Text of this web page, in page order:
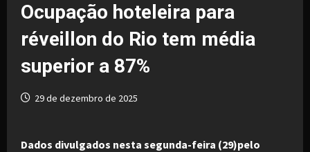
Ocupação hoteleira para
réveillon do Rio tem média
superior a 87%
29 de dezembro de 2025
Dados divulgados nesta segunda-feira (29)pelo